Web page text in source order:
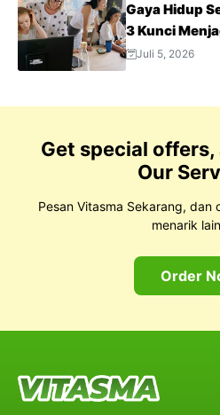
Gaya Hidup
3 Kunci
Juli 5, 2026
Get special
Our
Pesan Vitasma Sekarang,
menarik
Order